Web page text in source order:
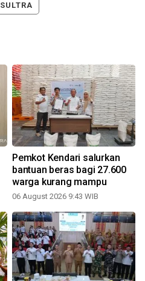
SULTRA
Pemkot Kendari salurkan
bantuan beras bagi 27.600
warga kurang mampu
06 August 2026 9:43 WIB